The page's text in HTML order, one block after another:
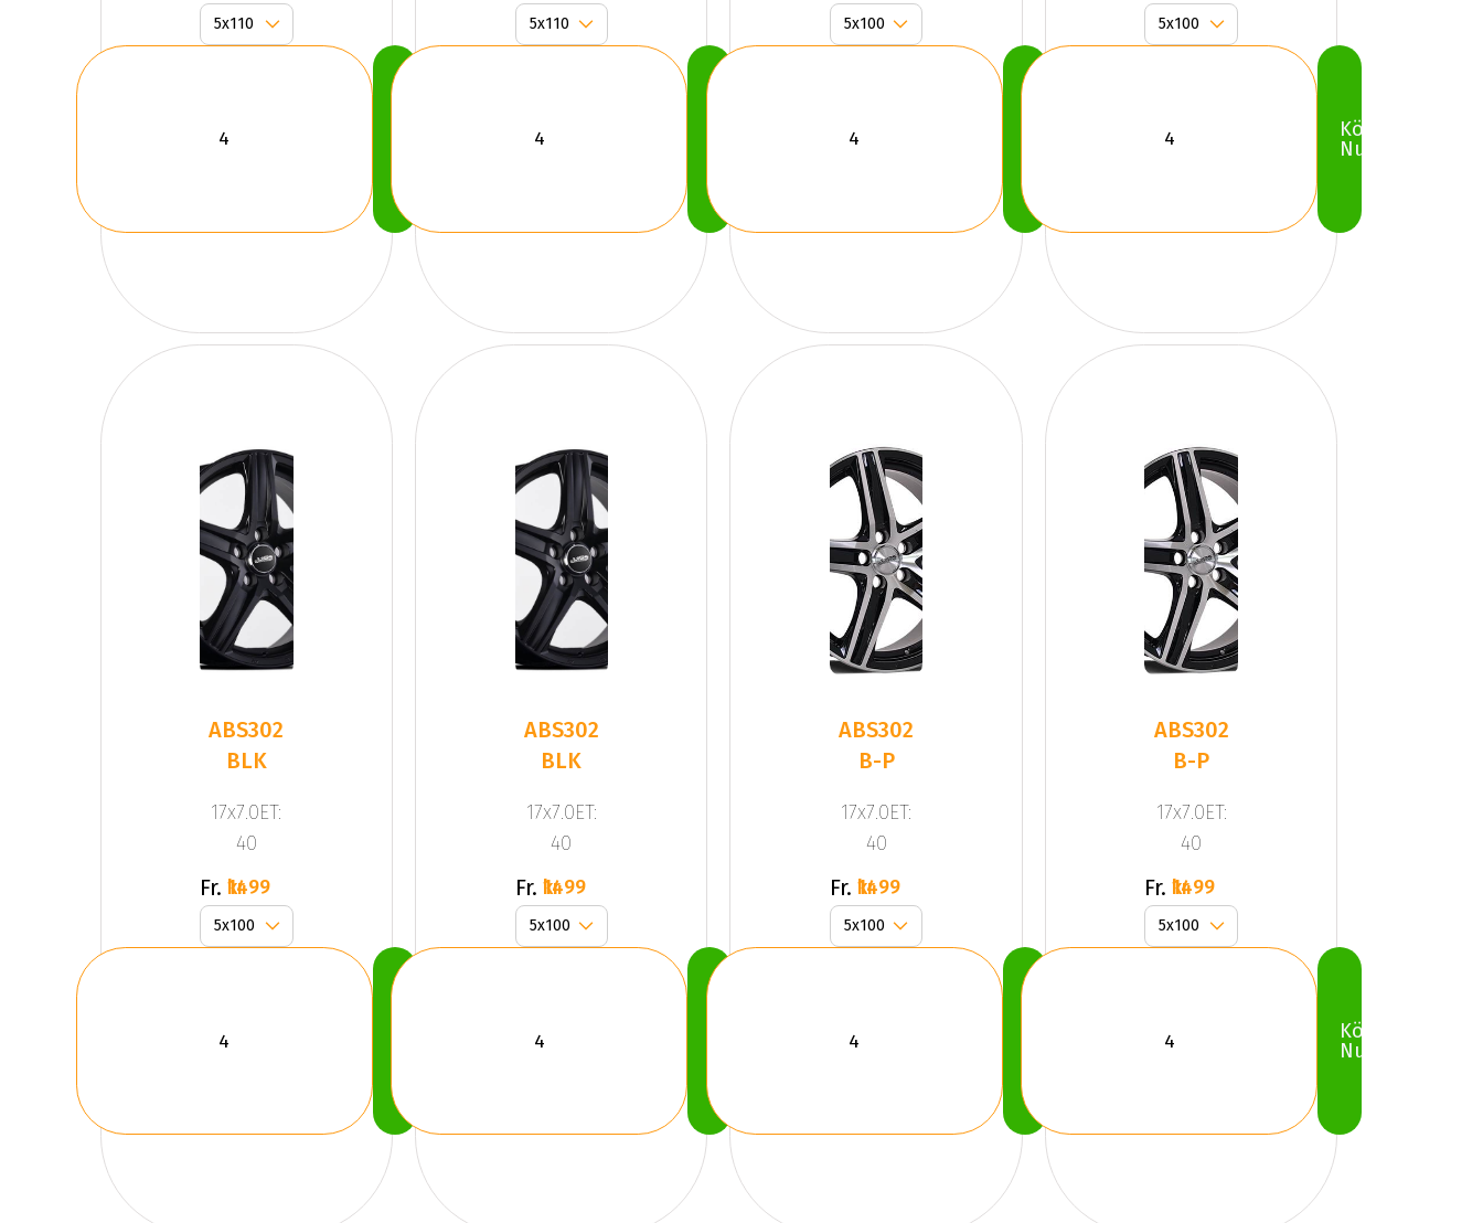
Köp
Nu
ABS302
BLK
17x7.0ET:
40
Fr. 1499 kr
ABS302
BLK
17x7.0ET:
40
Fr. 1499 kr
ABS302
B-P
17x7.0ET:
40
Fr. 1499 kr
ABS302
B-P
17x7.0ET:
40
Fr. 1499 kr
Köp
Nu